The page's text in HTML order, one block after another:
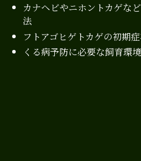
カナヘビやニホントカゲな
法
フトアゴヒゲトカゲの初期
くる病予防に必要な飼育環